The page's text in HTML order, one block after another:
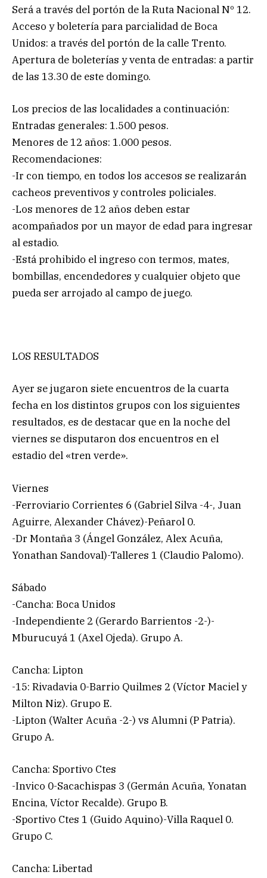
Será a través del portón de la Ruta Nacional Nº 12.
Acceso y boletería para parcialidad de Boca
Unidos: a través del portón de la calle Trento.
Apertura de boleterías y venta de entradas: a partir
de las 13.30 de este domingo.
Los precios de las localidades a continuación:
Entradas generales: 1.500 pesos.
Menores de 12 años: 1.000 pesos.
Recomendaciones:
-Ir con tiempo, en todos los accesos se realizarán
cacheos preventivos y controles policiales.
-Los menores de 12 años deben estar
acompañados por un mayor de edad para ingresar
al estadio.
-Está prohibido el ingreso con termos, mates,
bombillas, encendedores y cualquier objeto que
pueda ser arrojado al campo de juego.
LOS RESULTADOS
Ayer se jugaron siete encuentros de la cuarta
fecha en los distintos grupos con los siguientes
resultados, es de destacar que en la noche del
viernes se disputaron dos encuentros en el
estadio del «tren verde».
Viernes
-Ferroviario Corrientes 6 (Gabriel Silva -4-, Juan
Aguirre, Alexander Chávez)-Peñarol 0.
-Dr Montaña 3 (Ángel González, Alex Acuña,
Yonathan Sandoval)-Talleres 1 (Claudio Palomo).
Sábado
-Cancha: Boca Unidos
-Independiente 2 (Gerardo Barrientos -2-)-
Mburucuyá 1 (Axel Ojeda). Grupo A.
Cancha: Lipton
-15: Rivadavia 0-Barrio Quilmes 2 (Víctor Maciel y
Milton Niz). Grupo E.
-Lipton (Walter Acuña -2-) vs Alumni (P Patria).
Grupo A.
Cancha: Sportivo Ctes
-Invico 0-Sacachispas 3 (Germán Acuña, Yonatan
Encina, Víctor Recalde). Grupo B.
-Sportivo Ctes 1 (Guido Aquino)-Villa Raquel 0.
Grupo C.
Cancha: Libertad